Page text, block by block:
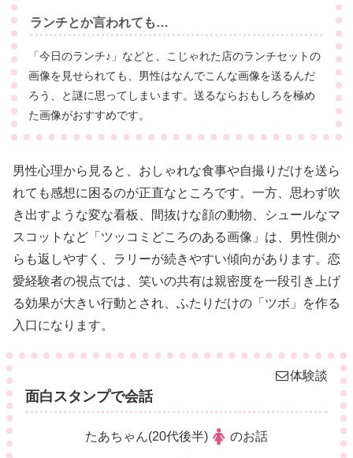
ランチとか言われても…
「今日のランチ♪」などと、こじゃれた店のランチセットの
画像を見せられても、男性はなんでこんな画像を送るんだ
ろう、と謎に思ってしまいます。送るならおもしろを極め
た画像がおすすめです。
男性心理から見ると、おしゃれな食事や自撮りだけを送ら
れても感想に困るのが正直なところです。一方、思わず吹
き出すような変な看板、間抜けな顔の動物、シュールなマ
スコットなど「ツッコミどころのある画像」は、男性側か
らも返しやすく、ラリーが続きやすい傾向があります。恋
愛経験者の視点では、笑いの共有は親密度を一段引き上げ
る効果が大きい行動とされ、ふたりだけの「ツボ」を作る
入口になります。
体験談
面白スタンプで会話
たあちゃん(20代後半) のお話